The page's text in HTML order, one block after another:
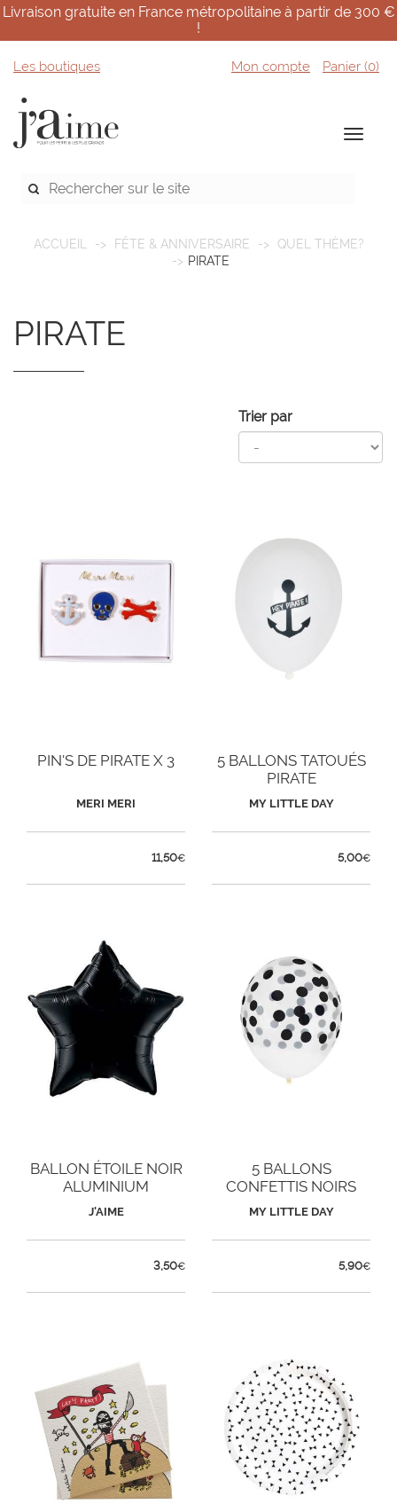
Livraison gratuite en France métropolitaine à partir de 300 €
!
Les boutiques Mon compte Panier (0)
ACCUEIL FÊTE & ANNIVERSAIRE
QUEL THÈME?
PIRATE
PIRATE
Trier par
PIN'S DE PIRATE X 3
MERI MERI
11,50€
5 BALLONS TATOUÉS
PIRATE
MY LITTLE DAY
5,00€
BALLON ÉTOILE NOIR
ALUMINIUM
J'AIME
3,50€
5 BALLONS
CONFETTIS NOIRS
MY LITTLE DAY
5,90€